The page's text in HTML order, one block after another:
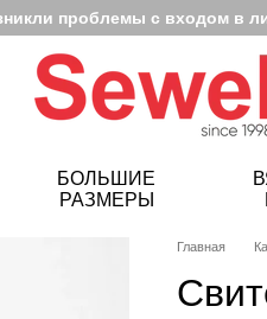
проблемы с входом в
БОЛЬШИЕ
РАЗМЕРЫ
Главная